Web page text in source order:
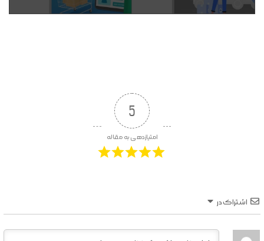
5
امتیازدهی به مقاله
اشتراک در